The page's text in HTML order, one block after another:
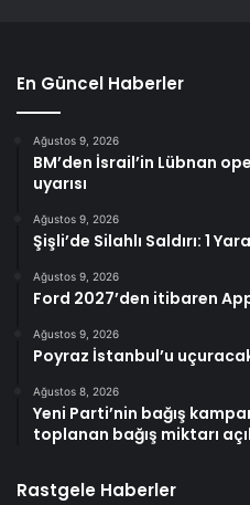
En Güncel Haberler
Ağustos 9, 2026
BM’den İsrail’in Lübnan
uyarısı
Ağustos 9, 2026
Şişli’de Silahlı Saldırı: 1
Ağustos 9, 2026
Ford 2027’den itibaren
Ağustos 9, 2026
Poyraz İstanbul’u
Ağustos 8, 2026
Yeni Parti’nin bağış
toplanan bağış miktarı
Rastgele Haberler